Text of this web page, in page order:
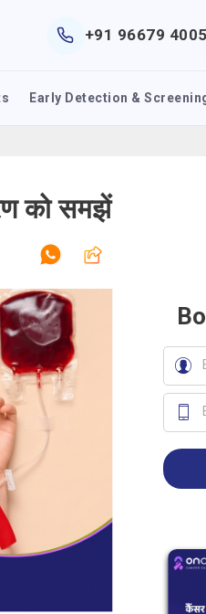
+91 96679
Early Detection &
को समझें